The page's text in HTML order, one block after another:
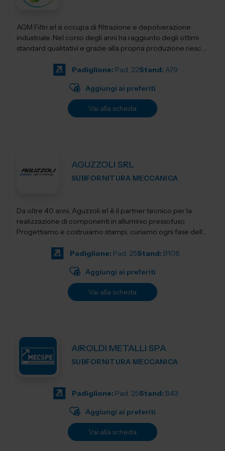
AGM Filtri srl si occupa di filtrazione e depolverazione
industriale. Nel corso degli anni ha raggiunto degli ottimi
standard qualitativi e grazie alla propria produzione riesce
Padiglione: Pad. 22Stand: A79
Aggiungi ai preferiti
Vai alla scheda
AGUZZOLI SRL
SUBFORNITURA MECCANICA
Da oltre 40 anni, Aguzzoli srl è il partner tecnico per la
realizzazione di componenti in alluminio pressofuso.
Progettiamo e costruiamo stampi, curiamo ogni fase della
Padiglione: Pad. 25Stand: B108
Aggiungi ai preferiti
Vai alla scheda
AIROLDI METALLI SPA
SUBFORNITURA MECCANICA
Padiglione: Pad. 25Stand: B43
Aggiungi ai preferiti
Vai alla scheda